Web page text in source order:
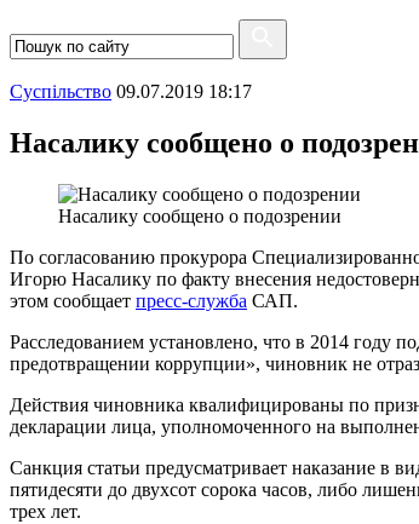
Суспiльство 09.07.2019 18:17
Насалику сообщено о
Насалику сообщено о подозрении
По согласованию прокурора
Игорю Насалику по факту внесения
этом сообщает пресс-служба САП.
Расследованием установлено, что в 2014
предотвращении коррупции», чиновник не
Действия чиновника квалифицированы по
декларации лица, уполномоченного на
Санкция статьи предусматривает наказание в
пятидесяти до двухсот сорока часов, либо
трех лет.